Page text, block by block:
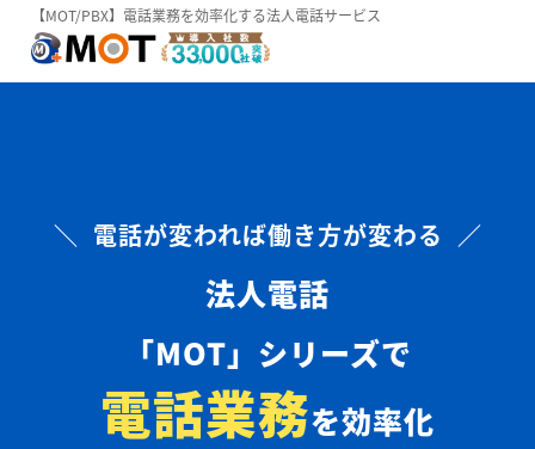
【MOT/PBX】電話業務を効率化する法人電話サービス
＼ 電話が変われば働き方が変わる ／
法人電話
「MOT」シリーズで
電話業務を効率化